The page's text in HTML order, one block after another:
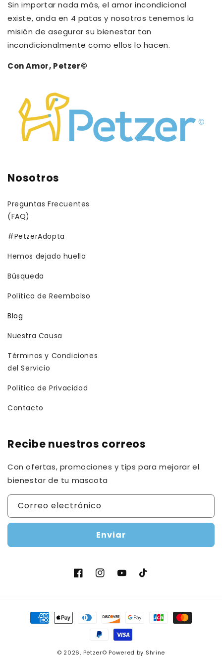
⁠Sin importar nada más, el amor incondicional
existe, anda en 4 patas y nosotros tenemos la
misión de asegurar su bienestar tan
incondicionalmente como ellos lo hacen.
Con Amor, Petzer©
Nosotros
Preguntas Frecuentes
(FAQ)
#PetzerAdopta
Hemos dejado huella
Búsqueda
Política de Reembolso
Blog
Nuestra Causa
Términos y Condiciones
del Servicio
Política de Privacidad
Contacto
Recibe nuestros correos
Con ofertas, promociones y tips para mejorar el
bienestar de tu mascota
Correo electrónico
Enviar
FacebookInstagramYouTubeTikTok
Formas
© 2026, Petzer© Powered by Shrine